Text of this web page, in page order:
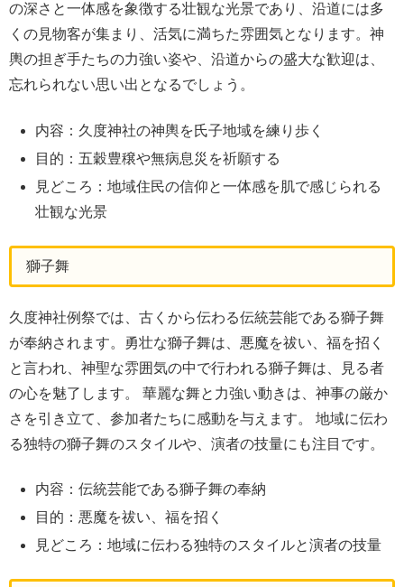
の深さと一体感を象徴する壮観な光景であり、沿道には多
くの見物客が集まり、活気に満ちた雰囲気となります。神
輿の担ぎ手たちの力強い姿や、沿道からの盛大な歓迎は、
忘れられない思い出となるでしょう。
内容：久度神社の神輿を氏子地域を練り歩く
目的：五穀豊穣や無病息災を祈願する
見どころ：地域住民の信仰と一体感を肌で感じられる
壮観な光景
獅子舞
久度神社例祭では、古くから伝わる伝統芸能である獅子舞
が奉納されます。勇壮な獅子舞は、悪魔を祓い、福を招く
と言われ、神聖な雰囲気の中で行われる獅子舞は、見る者
の心を魅了します。 華麗な舞と力強い動きは、神事の厳か
さを引き立て、参加者たちに感動を与えます。 地域に伝わ
る独特の獅子舞のスタイルや、演者の技量にも注目です。
内容：伝統芸能である獅子舞の奉納
目的：悪魔を祓い、福を招く
見どころ：地域に伝わる独特のスタイルと演者の技量